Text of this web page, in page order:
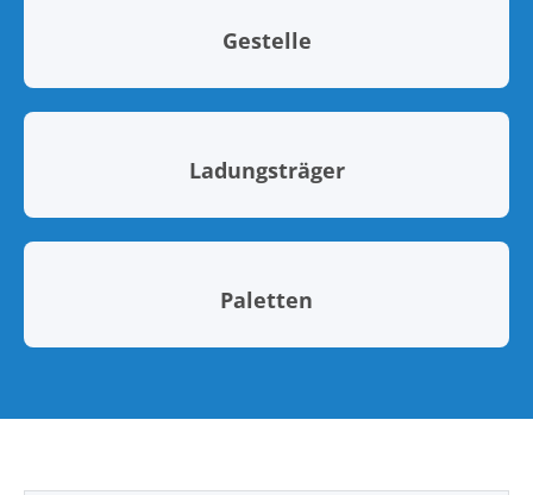
Gestelle
Ladungsträger
Paletten